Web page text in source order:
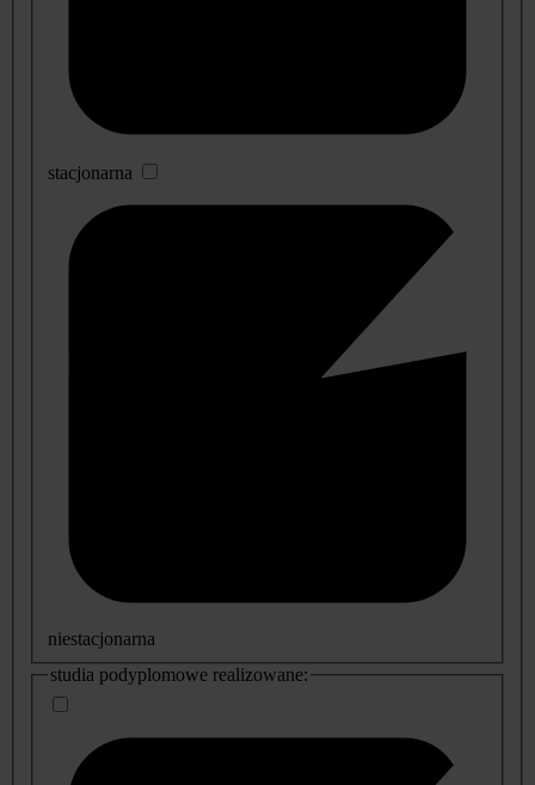
stacjonarna
niestacjonarna
studia podyplomowe realizowane: